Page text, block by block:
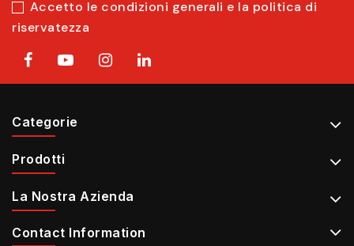
Accetto le condizioni generali e la politica di
riservatezza
Categorie
Prodotti
La Nostra Azienda
Contact Information